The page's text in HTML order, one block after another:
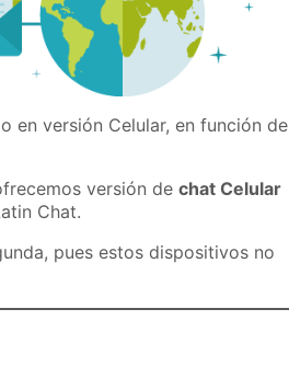
en versión Celular, en función de
versión dechat Celular
Chat.
pues estos dispositivos no